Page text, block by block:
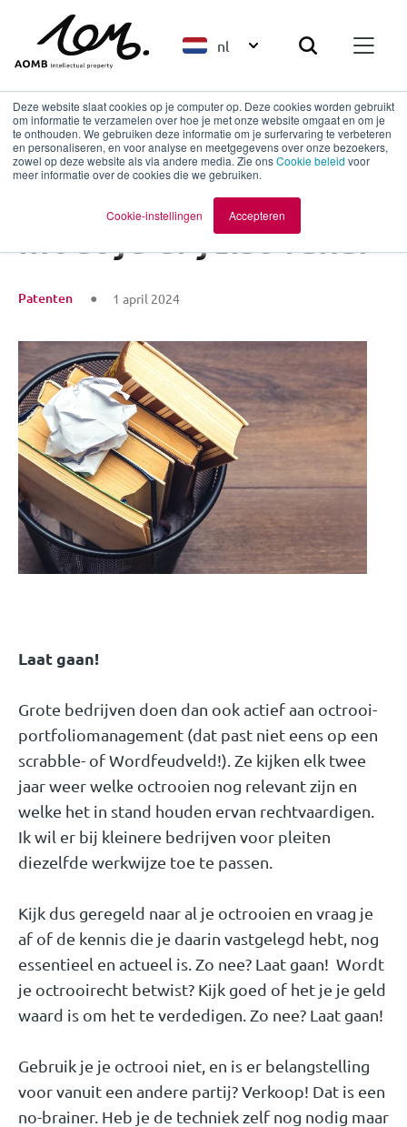
Deze website slaat cookies op je computer op. Deze cookies worden gebruikt
om informatie te verzamelen over hoe je met onze website omgaat en om je
te onthouden. We gebruiken deze informatie om je surfervaring te verbeteren
en personaliseren, en voor analyse en meetgegevens over onze bezoekers,
zowel op deze website als via andere media. Zie onsCookie beleid voor
meer informatie over de cookies die we gebruiken.
Cookie-instellingen Accepteren
nl
Terug naar overzicht
Octrooien: soms
moet je er juist vanaf
Patenten 1 april 2024
Laat gaan!
Grote bedrijven doen dan ook actief aan octrooi-
portfoliomanagement (dat past niet eens op een
scrabble- of Wordfeudveld!). Ze kijken elk twee
jaar weer welke octrooien nog relevant zijn en
welke het in stand houden ervan rechtvaardigen.
Ik wil er bij kleinere bedrijven voor pleiten
diezelfde werkwijze toe te passen.
Kijk dus geregeld naar al je octrooien en vraag je
af of de kennis die je daarin vastgelegd hebt, nog
essentieel en actueel is. Zo nee? Laat gaan! Wordt
je octrooirecht betwist? Kijk goed of het je je geld
waard is om het te verdedigen. Zo nee? Laat gaan!
Gebruik je je octrooi niet, en is er belangstelling
voor vanuit een andere partij? Verkoop! Dat is een
no-brainer. Heb je de techniek zelf nog nodig maar